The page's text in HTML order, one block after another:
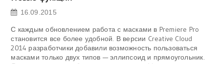
16.09.2015
С каждым обновлением работа с масками в Premiere Pro
становится все более удобной. В версии Creative Cloud
2014 разработчики добавили возможность пользоваться
масками только двух типов — эллипсоид и прямоугольник.